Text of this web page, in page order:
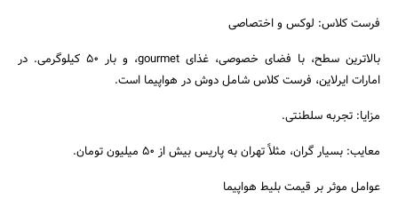
فرست کلاس: لوکس و اختصاصی
بالاترین سطح، با فضای خصوصی، غذای gourmet، و بار ۵۰ کیلوگرمی. در
امارات ایرلاین، فرست کلاس شامل دوش در هواپیما است.
مزایا: تجربه سلطنتی.
معایب: بسیار گران، مثلاً تهران به پاریس بیش از ۵۰ میلیون تومان.
عوامل موثر بر قیمت بلیط هواپیما